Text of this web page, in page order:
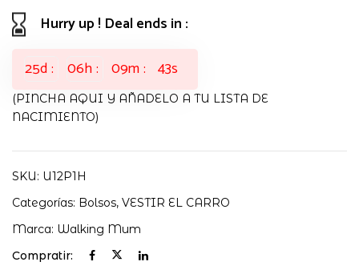
cantidad
Hurry up ! Deal ends in :
25d 06h 09m 42s
(PINCHA AQUI Y AÑADELO A TU LISTA DE
NACIMIENTO)
SKU: U12P1H
Categorías: Bolsos, VESTIR EL CARRO
Marca: Walking Mum
Compratir: